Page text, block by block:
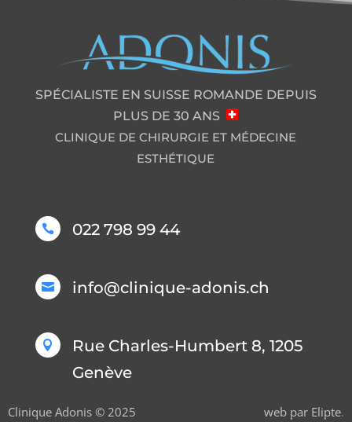
SPÉCIALISTE EN SUISSE ROMANDE DEPUIS
PLUS DE 30 ANS
CLINIQUE DE CHIRURGIE ET MÉDECINE
ESTHÉTIQUE
 022 798 99 44
 info@clinique-adonis.ch

Rue Charles-Humbert 8, 1205
Genève
Clinique Adonis © 2025 web par Elipte.